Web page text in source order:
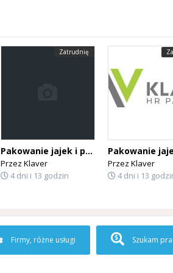
Zatrudnię
Pakowanie jajek i praca w pralni - Holandia
Przez Klaver
4 dni i 13 godzin
Przez Klaver
4 dni i 13
Firmy, różne usługi Szukam